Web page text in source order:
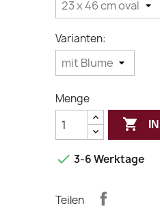
Varianten:
Menge

 3-6 Werktage
Teilen